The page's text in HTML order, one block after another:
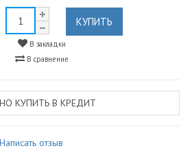
КУПИТЬ
В закладки
В сравнение
КУПИТЬ В КРЕДИТ
Написать отзыв